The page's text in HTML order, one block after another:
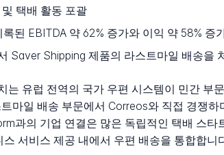
택배 활동 포괄
된 EBITDA 약 62% 증가와 이익 약 58% 증
Saver Shipping 제품의 라스트마일 배송을
는 유럽 전역의 국가 우편 시스템이 민간 부
마일 배송 부문에서 Correos와 직접 경쟁
과의 기업 연결은 많은 독립적인 택배 스
서비스 제공 내에서 우편 배송을 통합합니